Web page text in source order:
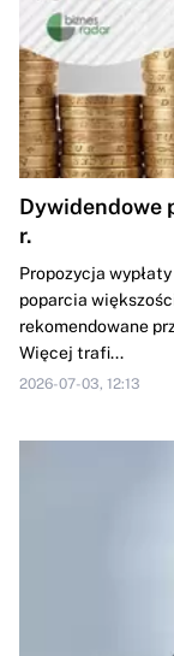
Dywidendowe
r.
Propozycja
poparcia
rekomendowane
Więcej trafi...
2026-07-03, 12:13